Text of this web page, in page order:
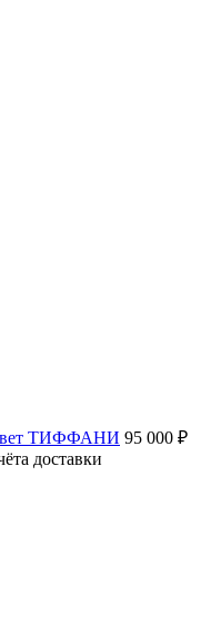
ТИФФАНИ 95 000 ₽
доставки